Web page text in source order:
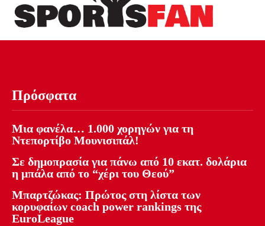
Πρόσφατα
Μια φανέλα… 1.000 χορηγών για τη
Ντεπορτίβο Μουνισιπάλ!
Σε δημοπρασία για πάνω από 10 εκατ. δολάρια
η μπάλα από το “χέρι του Θεού”
Μπαρτζώκας: Πρώτος στη λίστα των
κορυφαίων coach power rankings της
EuroLeague